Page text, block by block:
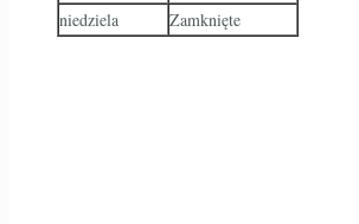
niedziela
Zamknięte